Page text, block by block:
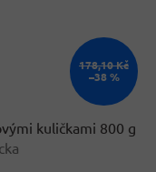
178,10 Kč
–38 %
kuličkami 800 g